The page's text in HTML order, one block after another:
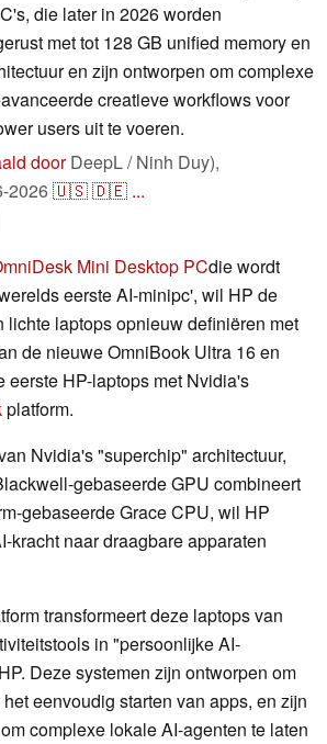
die later in 2026 worden
met tot 128 GB unified memory en
en zijn ontworpen om complexe
creatieve workflows voor
users uit te voeren.
doorDeepL / Ninh Duy),
2026🇺🇸🇩🇪 ...
Mini Desktop PCdie wordt
eerste AI-minipc', wil HP de
lichte laptops opnieuw definiëren met
de nieuwe OmniBook Ultra 16 en
eerste HP-laptops met Nvidia's
platform.
Nvidia's "superchip" architectuur,
gebaseerde GPU combineert
gebaseerde Grace CPU, wil HP
kracht naar draagbare apparaten
transformeert deze laptops van
in "persoonlijke AI-
Deze systemen zijn ontworpen om
eenvoudig starten van apps, en zijn
complexe lokale AI-agenten te laten